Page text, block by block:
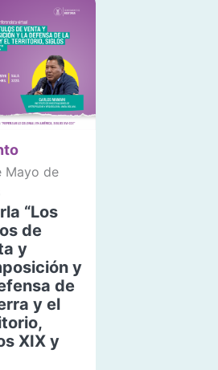
Mayo de
“Los
de
y
y
de
y el
XIX y